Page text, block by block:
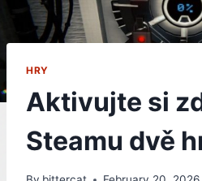
HRY
Aktivujte si
Steamu dvě